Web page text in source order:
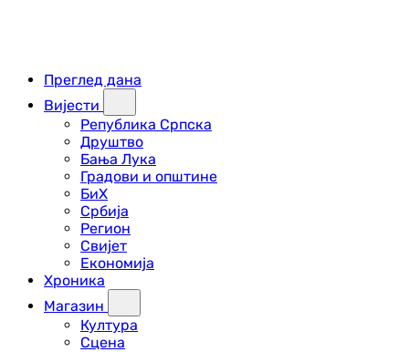
Преглед дана
Вијести
Република Српска
Друштво
Бања Лука
Градови и општине
БиХ
Србија
Регион
Свијет
Економија
Хроника
Магазин
Култура
Сцена